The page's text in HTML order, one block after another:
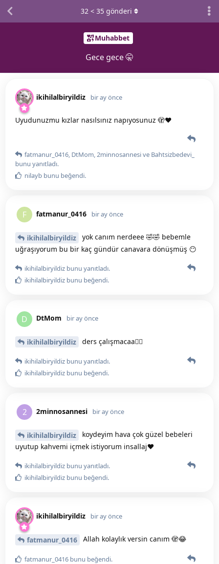
Muhabbet
Gece gece 🤫
32 < 35 gönderi
ikihilalbiryildiz bir ay önce
Uyudunuzmu kızlar nasılsınız napıyosunuz 🫣♥️
fatmanur_0416, DtMom,2minnosannesive Bahtsizbedevi_
bunu yanıtladı.
nilayb bunu beğendi.
F fatmanur_0416 bir ay önce
ikihilalbiryildiz
yok canım nerdeee 🤣🤣 bebemle
uğraşıyorum bu bir kaç gündür canavara dönüşmüş 😶
ikihilalbiryildiz bunu yanıtladı.
ikihilalbiryildiz bunu beğendi.
D DtMom bir ay önce
ikihilalbiryildiz ders çalışmacaa🤦‍♀️
ikihilalbiryildiz bunu yanıtladı.
ikihilalbiryildiz bunu beğendi.
2 2minnosannesi bir ay önce
ikihilalbiryildiz
koydeyim hava çok güzel bebeleri
uyutup kahvemi içmek istiyorum insallaj❤️
ikihilalbiryildiz bunu yanıtladı.
ikihilalbiryildiz bunu beğendi.
ikihilalbiryildiz bir ay önce
fatmanur_0416 Allah kolaylık versin canım 🫣😂
fatmanur_0416 bunu beğendi.